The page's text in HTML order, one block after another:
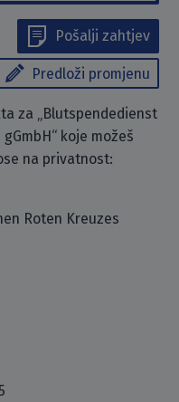
Pošalji zahtjev
Predloži promjenu
za „Blutspendedienst
koje možeš
na privatnost:
Roten Kreuzes